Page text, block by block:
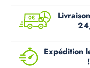
Expédition
!